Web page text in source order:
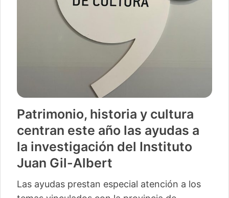
Patrimonio, historia y cultura
centran este año las ayudas a
la investigación del Instituto
Juan Gil-Albert
Las ayudas prestan especial atención a los